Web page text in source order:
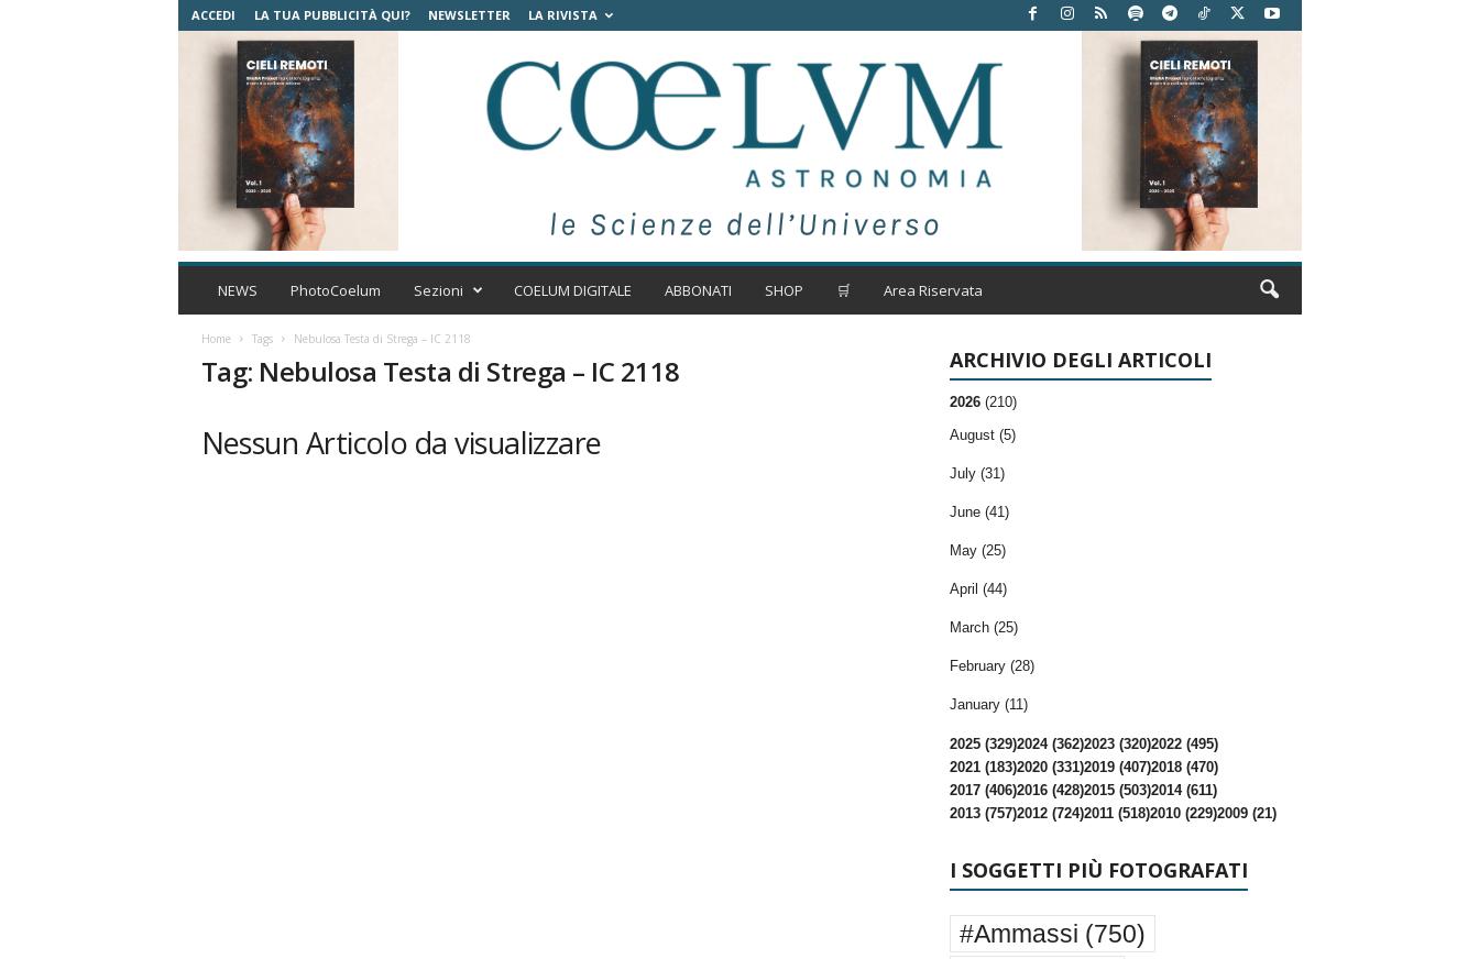
ACCEDI LA TUA PUBBLICITÀ QUI? NEWSLETTER LA RIVISTA
C
m
t
NEWS PhotoCoelum Sezioni COELUM DIGITALE ABBONATI SHOP 🛒 Area Riservata
Home Tags Nebulosa Testa di Strega – IC 2118
Tag: Nebulosa Testa di Strega – IC 2118
Nessun Articolo da visualizzare
ARCHIVIO DEGLI ARTICOLI
2026 (210)
August (5)
July (31)
June (41)
May (25)
April (44)
March (25)
February (28)
January (11)
2025 (329)2024 (362)2023 (320)2022 (495)
2021 (183)2020 (331)2019 (407)2018 (470)
2017 (406)2016 (428)2015 (503)2014 (611)
2013 (757)2012 (724)2011 (518)2010 (229)2009 (21)
I SOGGETTI PIÙ FOTOGRAFATI
#Ammassi (750)